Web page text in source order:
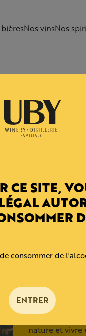
Nos vinsNos
Ancré
séculaire,
vins de
Depuis trois
nature et vivre
CE SITE,
consommer de
ENTRER